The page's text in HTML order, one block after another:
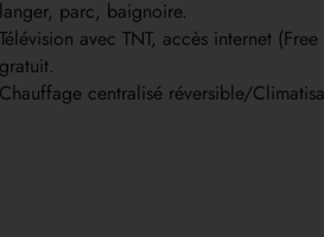
langer, parc, baignoire.
Télévision avec TNT, accès internet
gratuit.
Chauffage centralisé réversible/